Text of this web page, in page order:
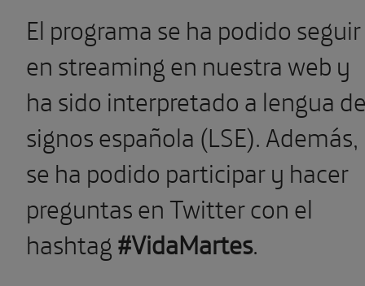
El programa se ha podido seguir
en streaming en nuestra web y
ha sido interpretado a lengua
signos española (LSE). Además,
se ha podido participar y hacer
preguntas en Twitter con el
hashtag#VidaMartes.